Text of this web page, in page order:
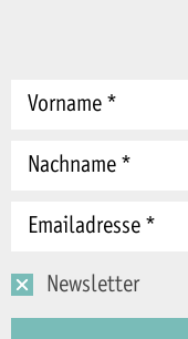
Newsletter